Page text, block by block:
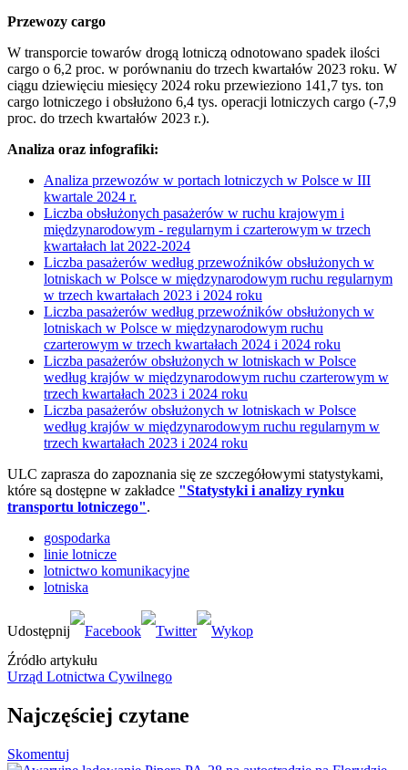
Przewozy cargo
W transporcie towarów drogą lotniczą odnotowano spadek ilości
cargo o 6,2 proc. w porównaniu do trzech kwartałów 2023 roku. W
ciągu dziewięciu miesięcy 2024 roku przewieziono 141,7 tys. ton
cargo lotniczego i obsłużono 6,4 tys. operacji lotniczych cargo (-7,9
proc. do trzech kwartałów 2023 r.).
Analiza oraz infografiki:
Analiza przewozów w portach lotniczych w Polsce w III
kwartale 2024 r.
Liczba obsłużonych pasażerów w ruchu krajowym i
międzynarodowym - regularnym i czarterowym w trzech
kwartałach lat 2022-2024
Liczba pasażerów według przewoźników obsłużonych w
lotniskach w Polsce w międzynarodowym ruchu regularnym
w trzech kwartałach 2023 i 2024 roku
Liczba pasażerów według przewoźników obsłużonych w
lotniskach w Polsce w międzynarodowym ruchu
czarterowym w trzech kwartałach 2024 i 2024 roku
Liczba pasażerów obsłużonych w lotniskach w Polsce
według krajów w międzynarodowym ruchu czarterowym w
trzech kwartałach 2023 i 2024 roku
Liczba pasażerów obsłużonych w lotniskach w Polsce
według krajów w międzynarodowym ruchu regularnym w
trzech kwartałach 2023 i 2024 roku
ULC zaprasza do zapoznania się ze szczegółowymi statystykami,
które są dostępne w zakładce "Statystyki i analizy rynku
transportu lotniczego".
gospodarka
linie lotnicze
lotnictwo komunikacyjne
lotniska
Źródło artykułu
Urząd Lotnictwa Cywilnego
Najczęściej czytane
Skomentuj